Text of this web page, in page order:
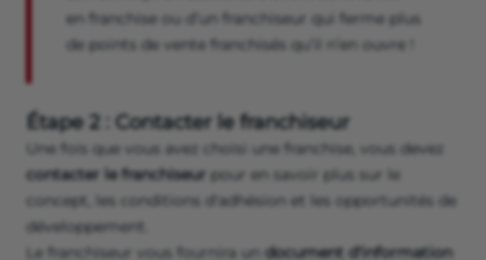
en franchise ou d’un franchiseur qui ferme plus
de points de vente franchisés qu’il n’en ouvre !
Étape 2 : Contacter le franchiseur
Une fois que vous avez choisi une franchise, vous devez
contacter le franchiseur pour en savoir plus sur le
concept, les conditions d'adhésion et les opportunités de
développement.
Le franchiseur vous fournira un document d'information